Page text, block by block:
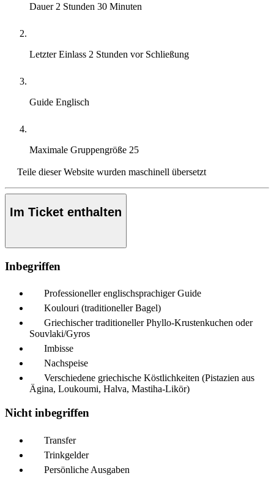
Dauer 2 Stunden 30 Minuten
Letzter Einlass 2 Stunden vor Schließung
Guide Englisch
Maximale Gruppengröße 25
Teile dieser Website wurden maschinell übersetzt
Im Ticket enthalten
Inbegriffen
Professioneller englischsprachiger Guide
Koulouri (traditioneller Bagel)
Griechischer traditioneller Phyllo-Krustenkuchen oder
Souvlaki/Gyros
Imbisse
Nachspeise
Verschiedene griechische Köstlichkeiten (Pistazien aus
Ägina, Loukoumi, Halva, Mastiha-Likör)
Nicht inbegriffen
Transfer
Trinkgelder
Persönliche Ausgaben